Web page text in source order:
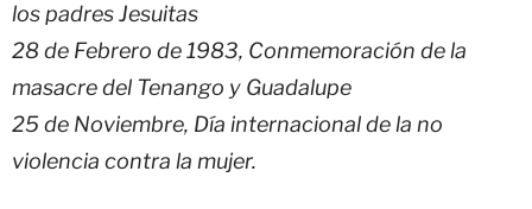
los padres Jesuitas
28 de Febrero de 1983, Conmemoración de la
masacre del Tenango y Guadalupe
25 de Noviembre, Día internacional de la no
violencia contra la mujer.